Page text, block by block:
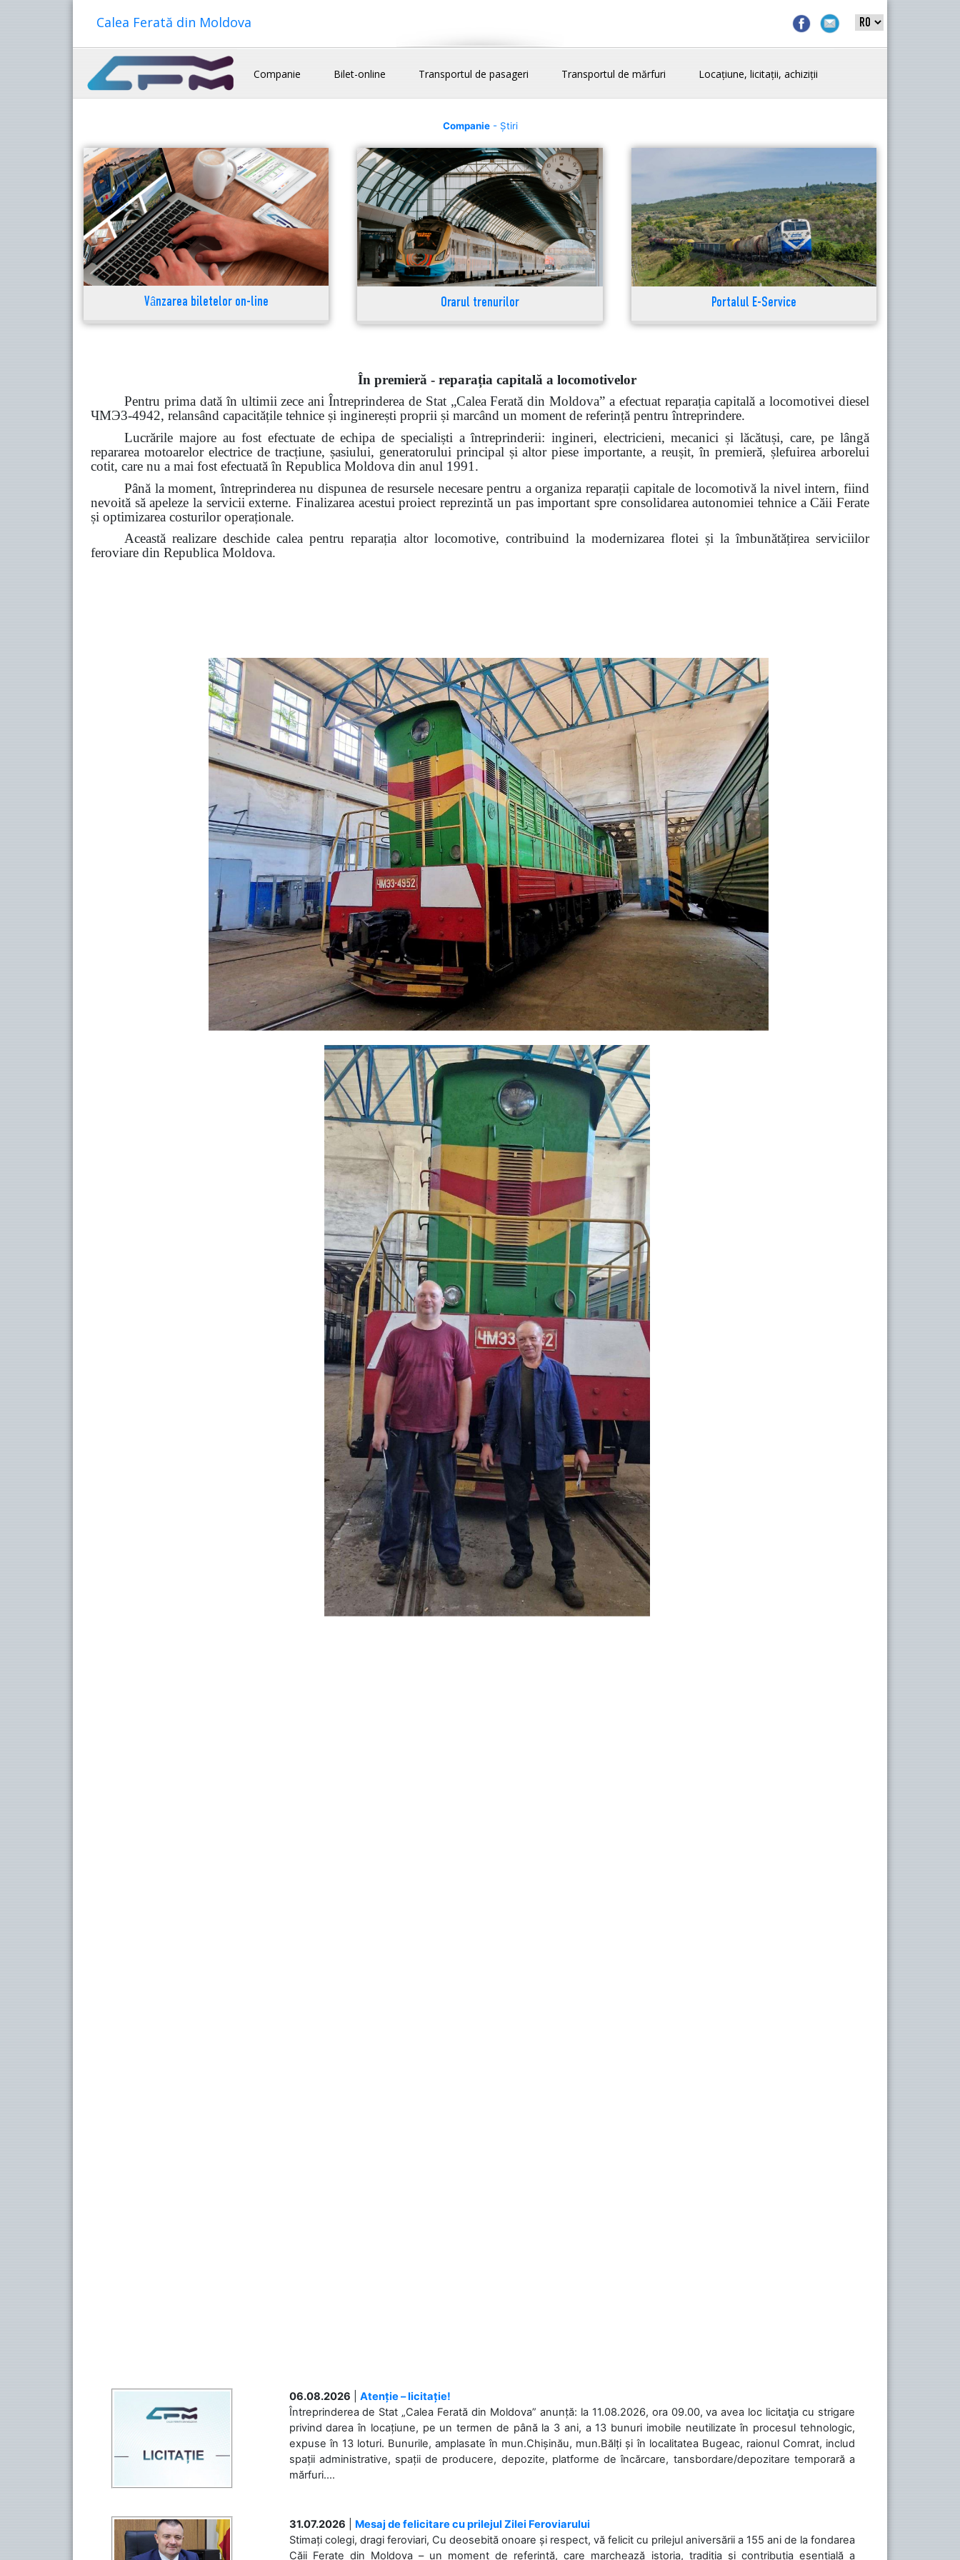
Calea Ferată din Moldova
Companie Bilet-online Transportul de pasageri Transportul de mărfuri Locațiune, licitații, achiziții
Companie- Știri
Vânzarea biletelor on-line Orarul trenurilor Portalul E-Service
În premieră - reparația capitală a locomotivelor
Pentru prima dată în ultimii zece ani Întreprinderea de Stat „Calea Ferată din Moldova” a efectuat reparația capitală a locomotivei diesel
ЧМЭ3-4942, relansând capacitățile tehnice și inginerești proprii și marcând un moment de referință pentru întreprindere.
Lucrările majore au fost efectuate de echipa de specialiști a întreprinderii: ingineri, electricieni, mecanici și lăcătuși, care, pe lângă
repararea motoarelor electrice de tracțiune, șasiului, generatorului principal și altor piese importante, a reușit, în premieră, șlefuirea arborelui
cotit, care nu a mai fost efectuată în Republica Moldova din anul 1991.
Până la moment, întreprinderea nu dispunea de resursele necesare pentru a organiza reparații capitale de locomotivă la nivel intern, fiind
nevoită să apeleze la servicii externe. Finalizarea acestui proiect reprezintă un pas important spre consolidarea autonomiei tehnice a Căii Ferate
și optimizarea costurilor operaționale.
Această realizare deschide calea pentru reparația altor locomotive, contribuind la modernizarea flotei și la îmbunătățirea serviciilor
feroviare din Republica Moldova.
06.08.2026
Atenție – licitație!
Întreprinderea de Stat „Calea Ferată din Moldova” anunță: la 11.08.2026, ora 09.00, va avea loc licitaţia cu strigare
privind darea în locațiune, pe un termen de până la 3 ani, a 13 bunuri imobile neutilizate în procesul tehnologic,
expuse în 13 loturi. Bunurile, amplasate în mun.Chișinău, mun.Bălți și în localitatea Bugeac, raionul Comrat, includ
spații administrative, spații de producere, depozite, platforme de încărcare, tansbordare/depozitare temporară a
mărfuri....
31.07.2026
Mesaj de felicitare cu prilejul Zilei Feroviarului
Stimați colegi, dragi feroviari, Cu deosebită onoare și respect, vă felicit cu prilejul aniversării a 155 ani de la fondarea
Căii Ferate din Moldova – un moment de referință, care marchează istoria, tradiția și contribuția esențială a